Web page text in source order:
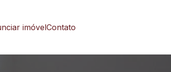
imóvelContato